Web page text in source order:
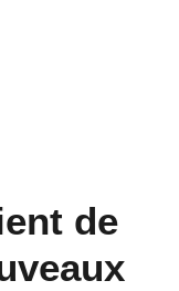
de